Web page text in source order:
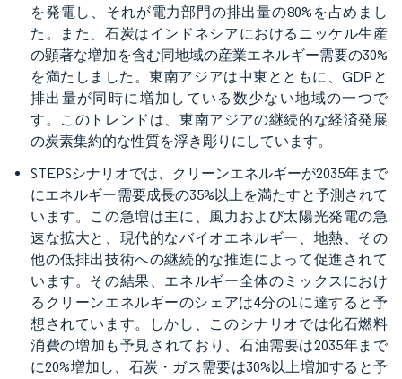
を発電し、それが電力部門の排出量の80%を占めまし
た。また、石炭はインドネシアにおけるニッケル生産
の顕著な増加を含む同地域の産業エネルギー需要の30%
を満たしました。東南アジアは中東とともに、GDPと
排出量が同時に増加している数少ない地域の一つで
す。このトレンドは、東南アジアの継続的な経済発展
の炭素集約的な性質を浮き彫りにしています。
STEPSシナリオでは、クリーンエネルギーが2035年まで
にエネルギー需要成長の35%以上を満たすと予測されて
います。この急増は主に、風力および太陽光発電の急
速な拡大と、現代的なバイオエネルギー、地熱、その
他の低排出技術への継続的な推進によって促進されて
います。その結果、エネルギー全体のミックスにおけ
るクリーンエネルギーのシェアは4分の1に達すると予
想されています。しかし、このシナリオでは化石燃料
消費の増加も予見されており、石油需要は2035年まで
に20%増加し、石炭・ガス需要は30%以上増加すると予